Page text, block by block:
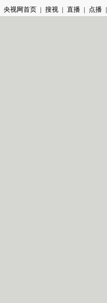
央视网首页 | 搜视 | 直播 | 点播 |